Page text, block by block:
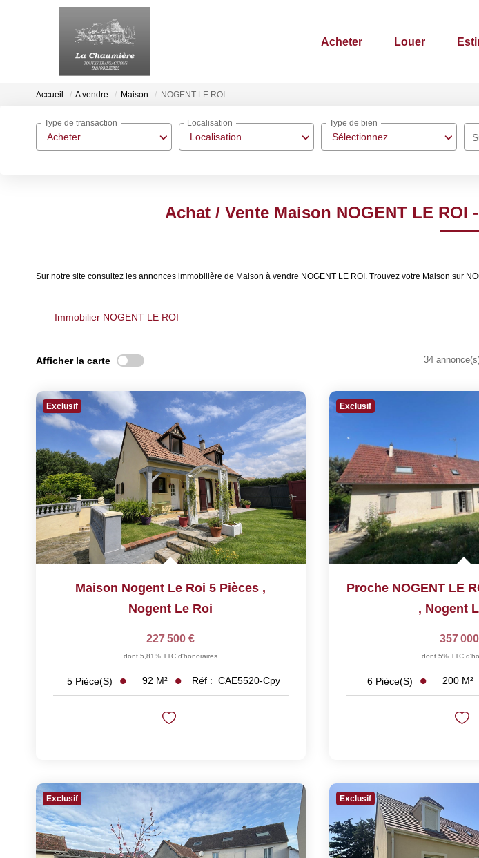
Acheter Louer
Accueil A vendre Maison NOGENT LE ROI
Acheter
Type de transaction
Localisation
Localisation
Sélectionnez...
Type de bien
Achat / Vente Maison NOGENT LE ROI
Sur notre site consultez les annonces immobilière de Maison à vendre NOGENT LE ROI. Trouvez votre Maison sur
Immobilier NOGENT LE ROI
Afficher la carte 34
Exclusif
Maison Nogent Le Roi 5 Pièces ,
Nogent Le Roi
227 500 €
dont 5,81% TTC d'honoraires
5 Pièce(s) 92 M² Réf : CAE5520-Cpy
Exclusif
, Nogent
357
dont 5% TTC
6 Pièce(s) 200 M²
Exclusif Exclusif